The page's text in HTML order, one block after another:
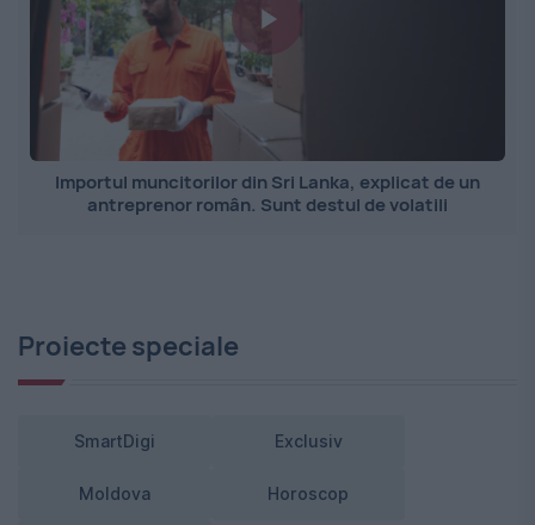
Importul muncitorilor din Sri Lanka, explicat de un
antreprenor român. Sunt destul de volatili
Proiecte speciale
SmartDigi Exclusiv
Moldova Horoscop